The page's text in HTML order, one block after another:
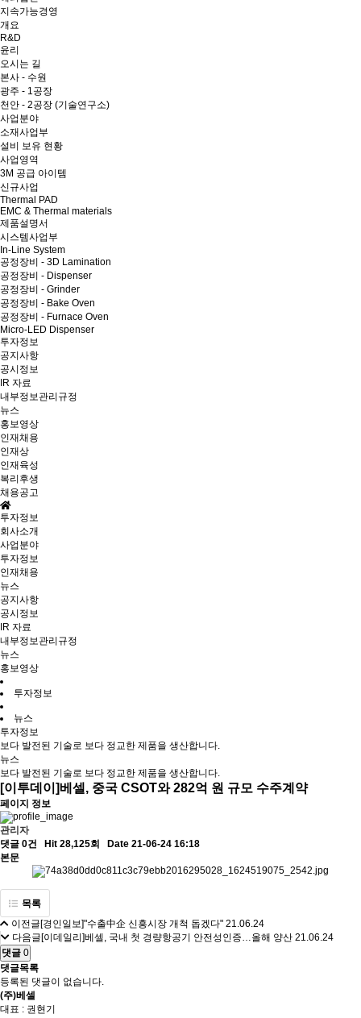
지속가능경영
개요
R&D
윤리
오시는 길
본사 - 수원
광주 - 1공장
천안 - 2공장 (기술연구소)
사업분야
소재사업부
설비 보유 현황
사업영역
3M 공급 아이템
신규사업
Thermal PAD
EMC & Thermal materials
제품설명서
시스템사업부
In-Line System
공정장비 - 3D Lamination
공정장비 - Dispenser
공정장비 - Grinder
공정장비 - Bake Oven
공정장비 - Furnace Oven
Micro-LED Dispenser
투자정보
공지사항
공시정보
IR 자료
내부정보관리규정
뉴스
홍보영상
인재채용
인재상
인재육성
복리후생
채용공고
투자정보
회사소개
사업분야
투자정보
인재채용
뉴스
공지사항
공시정보
IR 자료
내부정보관리규정
뉴스
홍보영상
투자정보
뉴스
투자정보
보다 발전된 기술로 보다 정교한 제품을 생산합니다.
뉴스
보다 발전된 기술로 보다 정교한 제품을 생산합니다.
[이투데이]베셀, 중국 CSOT와 282억 원 규모 수주계약
페이지 정보
관리자
댓글 0건
Hit 28,125회
Date 21-06-24 16:18
본문
목록
이전글[경인일보]"수출中企 신흥시장 개척 돕겠다" 21.06.24
다음글[이데일리]베셀, 국내 첫 경량항공기 안전성인증…올해 양산 21.06.24
댓글 0
댓글목록
등록된 댓글이 없습니다.
(주)베셀
대표 : 권현기